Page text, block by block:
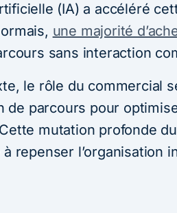
(IA) a accéléré
une majorité
sans interaction
le rôle du commercial
de parcours pour
mutation profonde
à repenser l’organisation